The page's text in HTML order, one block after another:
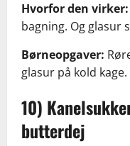
Hvorfor den virker:
bagning. Og glasur
Børneopgaver:
glasur på kold kage.
10)
butterdej